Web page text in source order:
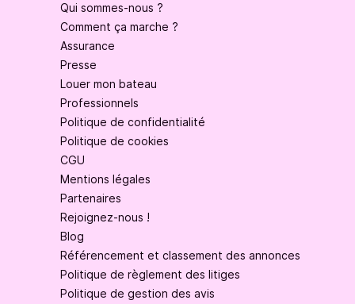
Qui sommes-nous ?
Comment ça marche ?
Assurance
Presse
Louer mon bateau
Professionnels
Politique de confidentialité
Politique de cookies
CGU
Mentions légales
Partenaires
Rejoignez-nous !
Blog
Référencement et classement des annonces
Politique de règlement des litiges
Politique de gestion des avis